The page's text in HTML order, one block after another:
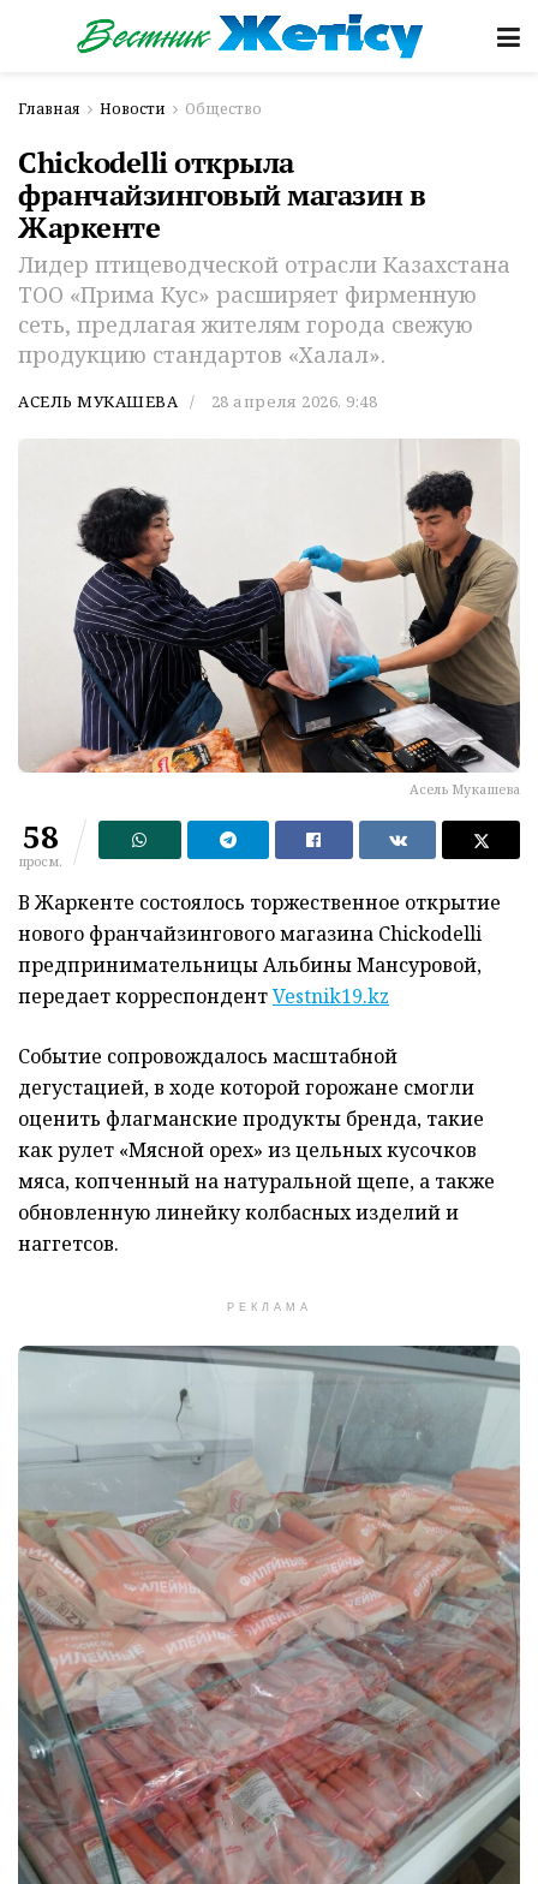
Главная Новости Общество
Chickodelli открыла
франчайзинговый магазин в
Жаркенте
Лидер птицеводческой отрасли Казахстана
ТОО «Прима Кус» расширяет фирменную
сеть, предлагая жителям города свежую
продукцию стандартов «Халал».
АСЕЛЬ МУКАШЕВА 28 апреля 2026, 9:48
Асель Мукашева
58
просм.
В Жаркенте состоялось торжественное открытие
нового франчайзингового магазина Chickodelli
предпринимательницы Альбины Мансуровой,
передает корреспондентVestnik19.kz
Событие сопровождалось масштабной
дегустацией, в ходе которой горожане смогли
оценить флагманские продукты бренда, такие
как рулет «Мясной орех» из цельных кусочков
мяса, копченный на натуральной щепе, а также
обновленную линейку колбасных изделий и
наггетсов.
РЕКЛАМА